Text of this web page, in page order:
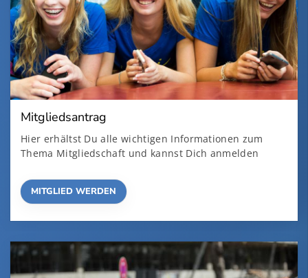
Mitgliedsantrag
Hier erhältst Du alle wichtigen Informationen zum
Thema Mitgliedschaft und kannst Dich anmelden
MITGLIED WERDEN